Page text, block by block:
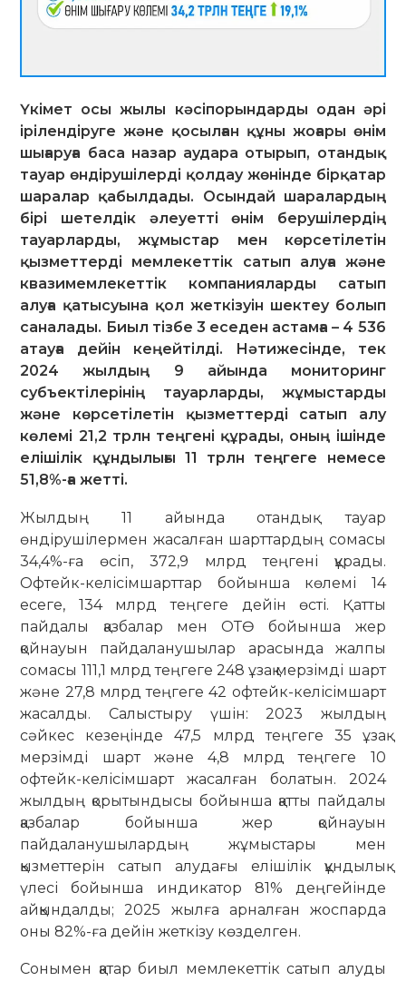
Үкімет осы жылы кәсіпорындарды одан әрі
ірілендіруге және қосылған құны жоғары өнім
шығаруға баса назар аудара отырып, отандық
тауар өндірушілерді қолдау жөнінде бірқатар
шаралар қабылдады. Осындай шаралардың
бірі шетелдік әлеуетті өнім берушілердің
тауарларды, жұмыстар мен көрсетілетін
қызметтерді мемлекеттік сатып алуға және
квазимемлекеттік компанияларды сатып
алуға қатысуына қол жеткізуін шектеу болып
саналады. Биыл тізбе 3 еседен астамға – 4 536
атауға дейін кеңейтілді. Нәтижесінде, тек
2024 жылдың 9 айында мониторинг
субъектілерінің тауарларды, жұмыстарды
және көрсетілетін қызметтерді сатып алу
көлемі 21,2 трлн теңгені құрады, оның ішінде
елішілік құндылығы 11 трлн теңгеге немесе
51,8%-ға жетті.
Жылдың 11 айында отандық тауар
өндірушілермен жасалған шарттардың сомасы
34,4%-ға өсіп, 372,9 млрд теңгені құрады.
Офтейк-келісімшарттар бойынша көлемі 14
есеге, 134 млрд теңгеге дейін өсті. Қатты
пайдалы қазбалар мен ОТӨ бойынша жер
қойнауын пайдаланушылар арасында жалпы
сомасы 111,1 млрд теңгеге 248 ұзақ мерзімді шарт
және 27,8 млрд теңгеге 42 офтейк-келісімшарт
жасалды. Салыстыру үшін: 2023 жылдың
сәйкес кезеңінде 47,5 млрд теңгеге 35 ұзақ
мерзімді шарт және 4,8 млрд теңгеге 10
офтейк-келісімшарт жасалған болатын. 2024
жылдың қорытындысы бойынша қатты пайдалы
қазбалар бойынша жер қойнауын
пайдаланушылардың жұмыстары мен
қызметтерін сатып алудағы елішілік құндылық
үлесі бойынша индикатор 81% деңгейінде
айқындалды; 2025 жылға арналған жоспарда
оны 82%-ға дейін жеткізу көзделген.
Сонымен қатар биыл мемлекеттік сатып алуды